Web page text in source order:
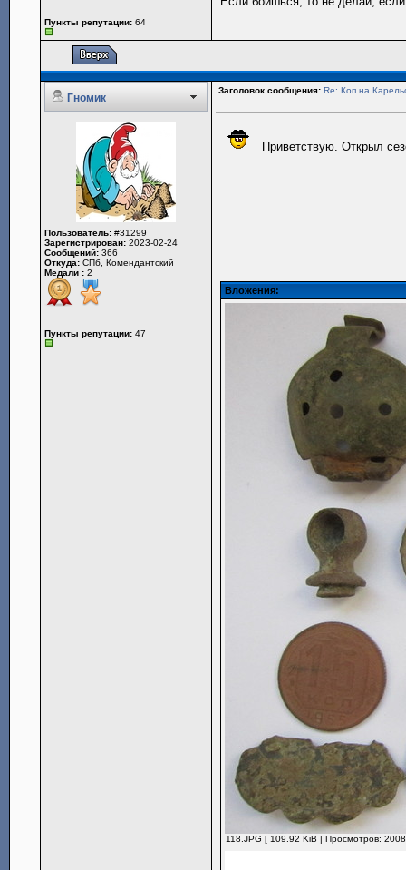
Пункты репутации: 64
Гномик
Заголовок сообщения: Re: Коп на
Пользователь: #31299
Зарегистрирован: 2023-02-24
Сообщений: 366
Откуда: СПб, Комендантский
Медали : 2
Пункты репутации: 47
Приветствую. Открыл
Вложения:
118.JPG [ 109.92 KiB | Просмотров: